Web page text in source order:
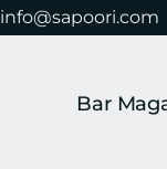
info@sapoori.com
Bar